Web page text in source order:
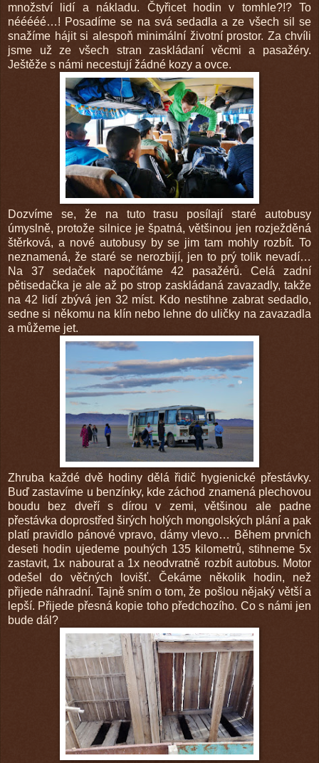
množství lidí a nákladu. Čtyřicet hodin v tomhle?!? To
nééééé…! Posadíme se na svá sedadla a ze všech sil se
snažíme hájit si alespoň minimální životní prostor. Za chvíli
jsme už ze všech stran zaskládaní věcmi a pasažéry.
Ještěže s námi necestují žádné kozy a ovce.
Dozvíme se, že na tuto trasu posílají staré autobusy
úmyslně, protože silnice je špatná, většinou jen rozježděná
štěrková, a nové autobusy by se jim tam mohly rozbít. To
neznamená, že staré se nerozbijí, jen to prý tolik nevadí…
Na 37 sedaček napočítáme 42 pasažérů. Celá zadní
pětisedačka je ale až po strop zaskládaná zavazadly, takže
na 42 lidí zbývá jen 32 míst. Kdo nestihne zabrat sedadlo,
sedne si někomu na klín nebo lehne do uličky na zavazadla
a můžeme jet.
Zhruba každé dvě hodiny dělá řidič hygienické přestávky.
Buď zastavíme u benzínky, kde záchod znamená plechovou
boudu bez dveří s dírou v zemi, většinou ale padne
přestávka doprostřed širých holých mongolských plání a pak
platí pravidlo pánové vpravo, dámy vlevo… Během prvních
deseti hodin ujedeme pouhých 135 kilometrů, stihneme 5x
zastavit, 1x nabourat a 1x neodvratně rozbít autobus. Motor
odešel do věčných lovišť. Čekáme několik hodin, než
přijede náhradní. Tajně sním o tom, že pošlou nějaký větší a
lepší. Přijede přesná kopie toho předchozího. Co s námi jen
bude dál?